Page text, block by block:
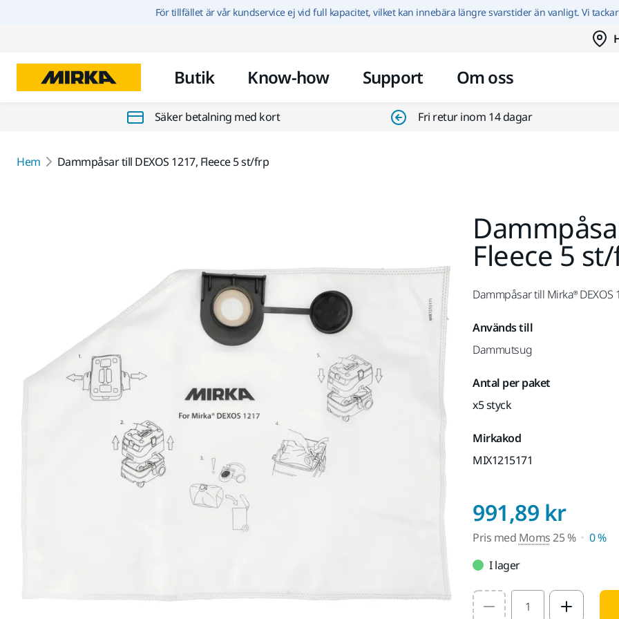
Hoppa till innehållet
För tillfället är vår kundservice ej vid full kapacitet, vilket kan innebära längre svarstider än vanligt. Vi
Butik Know-how Support Om oss
Säker betalning med kort Fri retur inom 14 dagar
Hem Dammpåsar till DEXOS 1217, Fleece 5 st/frp
Fleece 5
Dammpåsar till Mirka® DEXOS
Används till
Dammutsug
Antal per paket
x5 styck
Mirkakod
MIX1215171
991,89 krPris
Pris med Moms25 %
0 %
I lager
Select quantity value